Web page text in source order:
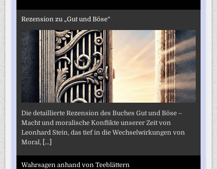
Rezension zu „Gut und Böse“
Die detaillierte Rezension des Buches Gut und Böse –
Macht und moralische Konflikte unserer Zeit von
Leonhard Stein, das tief in die Wechselwirkungen von
Moral, [...]
Wahrsagen anhand von Teeblättern